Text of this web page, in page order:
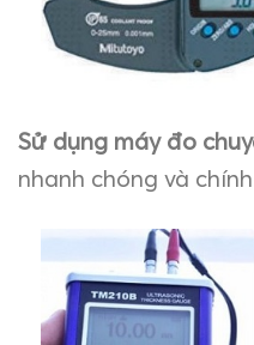
Sử dụng máy đo
nhanh chóng và